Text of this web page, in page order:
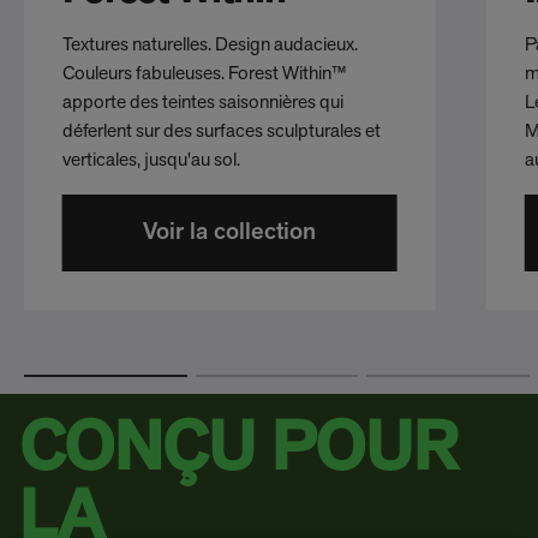
Textures naturelles. Design audacieux.
Couleurs fabuleuses. Forest Within™
apporte des teintes saisonnières qui
déferlent sur des surfaces sculpturales et
verticales, jusqu'au sol.
Voir la collection
CONÇU POUR
LA